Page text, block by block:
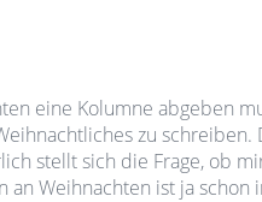
eine Kolumne abgeben
zu schreiben.
stellt sich die Frage, ob
an Weihnachten ist ja